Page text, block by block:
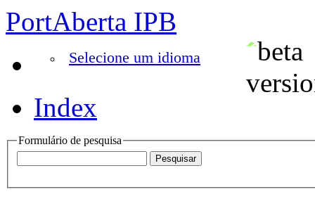
PortAberta IPB
Selecione um idioma
Index
Formulário de pesquisa